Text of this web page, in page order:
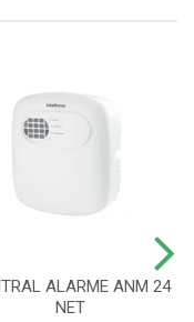
ALARME ANM 24
NET